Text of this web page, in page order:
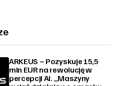
ARKEUS – Pozyskuje 15,5
mln EUR na rewolucję w
percepcji AI. „Maszyny